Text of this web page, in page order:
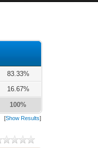
83.33%
16.67%
100%
[Show Results]